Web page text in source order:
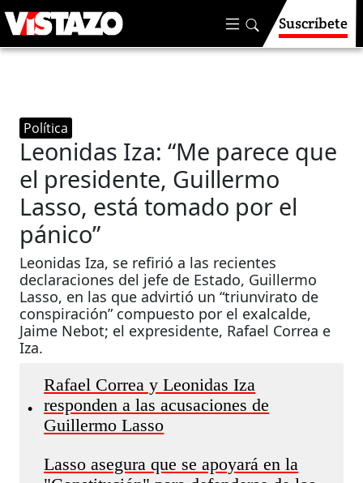
Suscríbete
Política
Leonidas Iza: “Me parece que
el presidente, Guillermo
Lasso, está tomado por el
pánico”
Leonidas Iza, se refirió a las recientes
declaraciones del jefe de Estado, Guillermo
Lasso, en las que advirtió un “triunvirato de
conspiración” compuesto por el exalcalde,
Jaime Nebot; el expresidente, Rafael Correa e
Iza.
•
Rafael Correa y Leonidas Iza
responden a las acusaciones de
Guillermo Lasso
Lasso asegura que se apoyará en la